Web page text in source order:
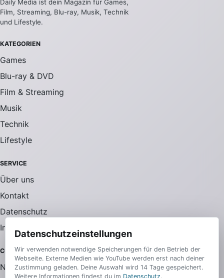
Daily Media ist dein Magazin für Games,
Film, Streaming, Blu-ray, Musik, Technik
und Lifestyle.
KATEGORIEN
Games
Blu-ray & DVD
Film & Streaming
Musik
Technik
Lifestyle
SERVICE
Über uns
Kontakt
Datenschutz
Impressum
COMMUNITY
Newsletter
Datenschutzeinstellungen
Wir verwenden notwendige Speicherungen für den Betrieb der
Webseite. Externe Medien wie YouTube werden erst nach deiner
Zustimmung geladen. Deine Auswahl wird 14 Tage gespeichert.
Weitere Informationen findest du im Datenschutz.